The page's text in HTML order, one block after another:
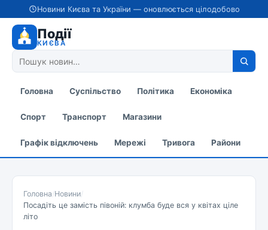
Новини Києва та України — оновлюється цілодобово
Події
КИЄВА
Головна Суспільство Політика Економіка
Спорт Транспорт Магазини
Графік відключень Мережі Тривога Райони
Головна/Новини/
Посадіть це замість півоній: клумба буде вся у квітах ціле
літо